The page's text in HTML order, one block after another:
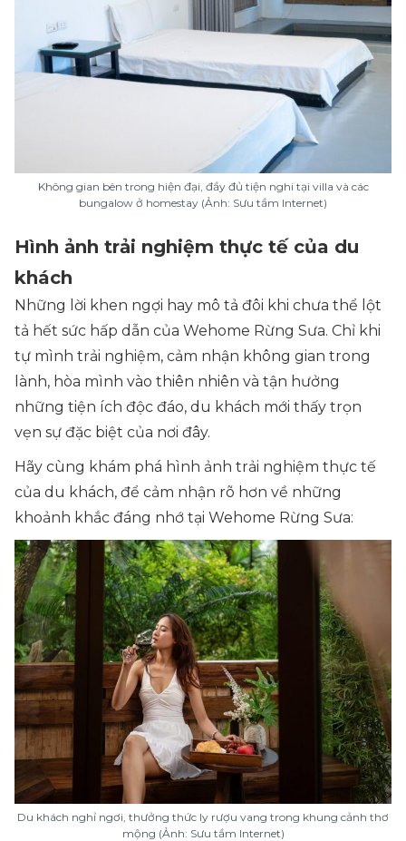
Không gian bên trong hiện đại, đầy đủ tiện nghi tại villa và các
bungalow ở homestay (Ảnh: Sưu tầm Internet)
Hình ảnh trải nghiệm thực tế của du
khách
Những lời khen ngợi hay mô tả đôi khi chưa thể lột
tả hết sức hấp dẫn của Wehome Rừng Sưa. Chỉ khi
tự mình trải nghiệm, cảm nhận không gian trong
lành, hòa mình vào thiên nhiên và tận hưởng
những tiện ích độc đáo, du khách mới thấy trọn
vẹn sự đặc biệt của nơi đây.
Hãy cùng khám phá hình ảnh trải nghiệm thực tế
của du khách, để cảm nhận rõ hơn về những
khoảnh khắc đáng nhớ tại Wehome Rừng Sưa:
Du khách nghỉ ngơi, thưởng thức ly rượu vang trong khung cảnh thơ
mộng (Ảnh: Sưu tầm Internet)